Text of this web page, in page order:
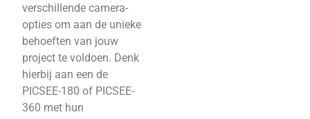
verschillende camera-
opties om aan de unieke
behoeften van jouw
project te voldoen. Denk
hierbij aan een de
PICSEE-180 of PICSEE-
360 met hun